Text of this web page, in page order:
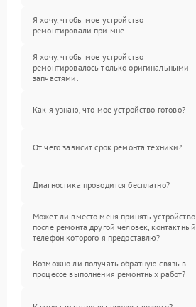
Я хочу, чтобы мое устройство
ремонтировали при мне.
Я хочу, чтобы мое устройство
ремонтировалось только оригинальными
запчастями.
Как я узнаю, что мое устройство готово?
От чего зависит срок ремонта техники?
Диагностика проводится бесплатно?
Может ли вместо меня принять устройство
после ремонта другой человек, контактный
телефон которого я предоставлю?
Возможно ли получать обратную связь в
процессе выполнения ремонтных работ?